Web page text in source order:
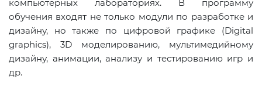
компьютерных лабораториях. В программу
обучения входят не только модули по разработке и
дизайну, но также по цифровой графике (Digital
graphics), 3D моделированию, мультимедийному
дизайну, анимации, анализу и тестированию игр и
др.